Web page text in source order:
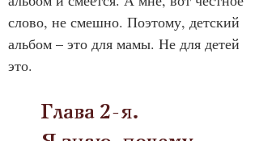
слово, не смешно. Поэтому, детский
альбом – это для мамы. Не для детей
это.
	Глава 2-я.